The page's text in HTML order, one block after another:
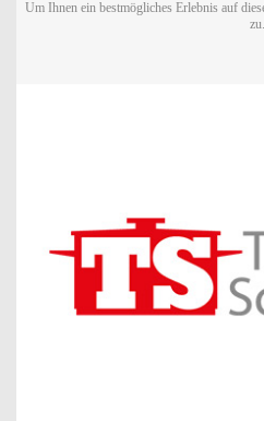
Um Ihnen ein bestmögliches Erlebnis auf